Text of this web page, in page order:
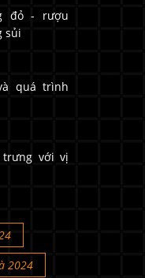
đỏ - rượu
sủi
quá trình
trưng với vị
2024